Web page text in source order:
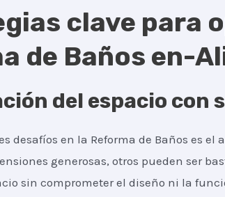
clave para
de Baños en-
del espacio
desafíos en la Reforma de Baños es
generosas, otros pueden ser
sin comprometer el diseño ni la